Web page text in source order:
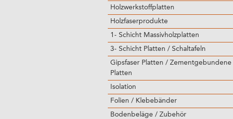
Holzwerkstoffplatten
Holzfaserprodukte
1- Schicht Massivholzplatten
3- Schicht Platten / Schaltafeln
Gipsfaser Platten / Zementgebundene
Platten
Isolation
Folien / Klebebänder
Bodenbeläge / Zubehör